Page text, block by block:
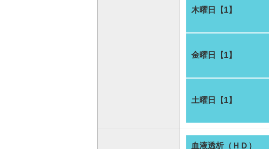
木曜日【1】
金曜日【1】
土曜日【1】
血液透析（ＨＤ）